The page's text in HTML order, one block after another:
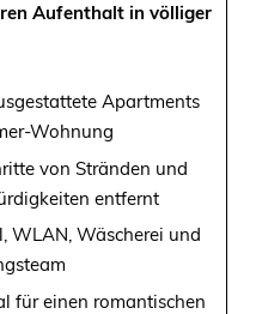
Aufenthalt in völliger
Apartments
Wohnung
von Stränden und
entfernt
WLAN, Wäscherei und
für einen romantischen